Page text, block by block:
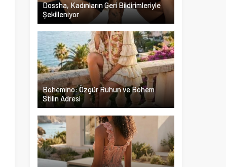
Dossha, Kadınların Geri Bildirimleriyle
Şekilleniyor
Bohemino: Özgür Ruhun ve Bohem
Stilin Adresi